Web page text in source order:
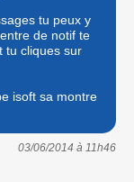
tu peux y
de notif te
tu cliques sur
isoft sa montre
03/06/2014 à 11h46